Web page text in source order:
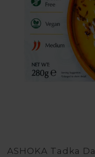
ASHOKA Tadka